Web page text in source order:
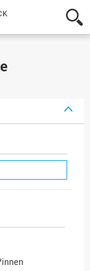
Hochschule
Osnabrück
-